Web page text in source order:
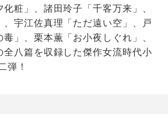
粧」、諸田玲子「千客万来」、
宇江佐真理「ただ遠い空」、戸
」、栗本薫「お小夜しぐれ」、
全八篇を収録した傑作女流時代小
弾！